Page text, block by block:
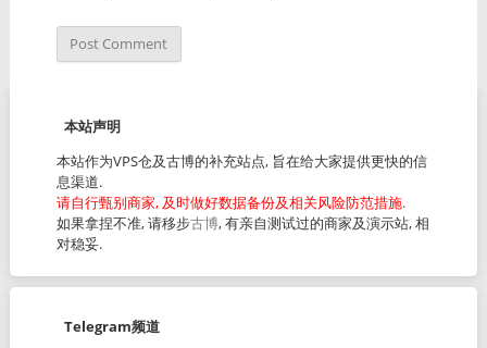
本站声明
本站作为VPS仓及古博的补充站点, 旨在给大家提供更快的信
息渠道.
请自行甄别商家, 及时做好数据备份及相关风险防范措施.
如果拿捏不准, 请移步古博, 有亲自测试过的商家及演示站, 相
对稳妥.
Telegram频道